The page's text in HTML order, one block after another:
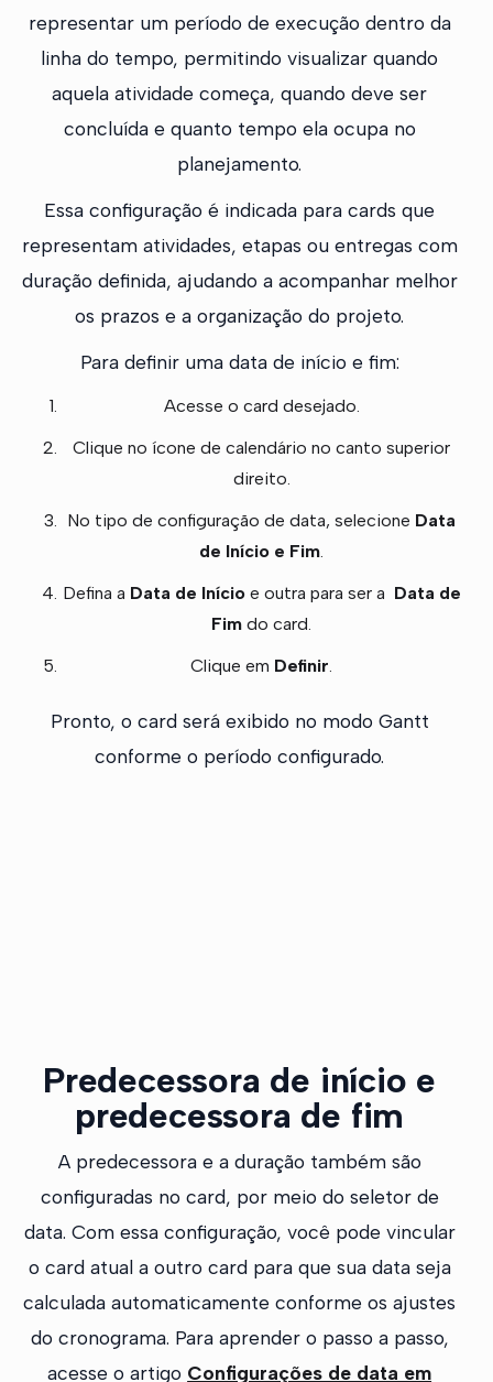
representar um período de execução dentro da
linha do tempo, permitindo visualizar quando
aquela atividade começa, quando deve ser
concluída e quanto tempo ela ocupa no
planejamento.
Essa configuração é indicada para cards que
representam atividades, etapas ou entregas com
duração definida, ajudando a acompanhar melhor
os prazos e a organização do projeto.
Para definir uma data de início e fim:
Acesse o card desejado.
Clique no ícone de calendário no canto superior
direito.
No tipo de configuração de data, selecione Data
de Início e Fim.
Defina a Data de Inícioe outra para ser a Data de
Fim do card.
Clique em Definir.
Pronto, o card será exibido no modo Gantt
conforme o período configurado.
Predecessora de início e
predecessora de fim
A predecessora e a duração também são
configuradas no card, por meio do seletor de
data. Com essa configuração, você pode vincular
o card atual a outro card para que sua data seja
calculada automaticamente conforme os ajustes
do cronograma. Para aprender o passo a passo,
acesse o artigo Configurações de data em